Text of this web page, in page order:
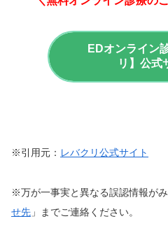
EDオンライン
リ】公式
※引用元： レバクリ公式サイト
※万が一事実と異なる誤認情報が
せ先 」までご連絡ください。